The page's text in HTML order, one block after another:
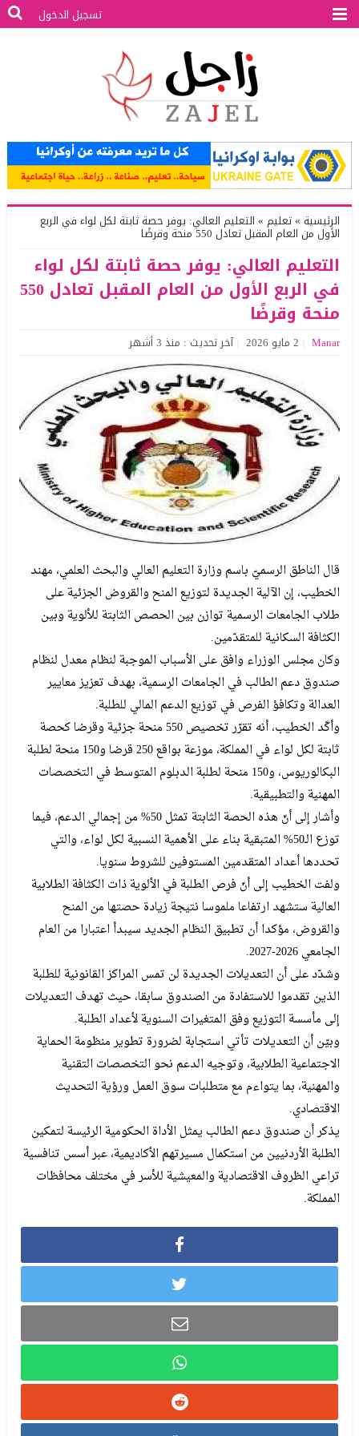
تسجيل الدخول
الرئيسية »تعليم »التعليم العالي: يوفر حصة ثابتة لكل لواء في الربع
الأول من العام المقبل تعادل 550 منحة وقرضًا
التعليم العالي: يوفر حصة ثابتة لكل لواء
في الربع الأول من العام المقبل تعادل 550
منحة وقرضًا
Manar 2 مايو 2026 آخر تحديث : منذ 3 أشهر
قال الناطق الرسميّ باسم وزارة التعليم العالي والبحث العلمي، مهند
الخطيب، إن الآلية الجديدة لتوزيع المنح والقروض الجزئية على
طلاب الجامعات الرسمية توازن بين الحصص الثابتة للألوية وبين
الكثافة السكانية للمتقدّمين.
وكان مجلس الوزراء وافق على الأسباب الموجبة لنظام معدل لنظام
صندوق دعم الطالب في الجامعات الرسمية، بهدف تعزيز معايير
العدالة وتكافؤ الفرص في توزيع الدعم المالي للطلبة.
وأكّد الخطيب، أنه تقرّر تخصيص 550 منحة جزئية وقرضا كحصة
ثابتة لكل لواء في المملكة، موزعة بواقع 250 قرضا و150 منحة لطلبة
البكالوريوس، و150 منحة لطلبة الدبلوم المتوسط في التخصصات
المهنية والتطبيقية.
وأشار إلى أنّ هذه الحصة الثابتة تمثل 50% من إجمالي الدعم، فيما
توزع الـ50% المتبقية بناء على الأهمية النسبية لكل لواء، والتي
تحددها أعداد المتقدمين المستوفين للشروط سنويا.
ولفت الخطيب إلى أنّ فرص الطلبة في الألوية ذات الكثافة الطلابية
العالية ستشهد ارتفاعا ملموسا نتيجة زيادة حصتها من المنح
والقروض، مؤكدا أن تطبيق النظام الجديد سيبدأ اعتبارا من العام
الجامعي 2026-2027.
وشدّد على أن التعديلات الجديدة لن تمس المراكز القانونية للطلبة
الذين تقدموا للاستفادة من الصندوق سابقا، حيث تهدف التعديلات
إلى مأسسة التوزيع وفق المتغيرات السنوية لأعداد الطلبة.
وبيّن أن التعديلات تأتي استجابة لضرورة تطوير منظومة الحماية
الاجتماعية الطلابية، وتوجيه الدعم نحو التخصصات التقنية
والمهنية، بما يتواءم مع متطلبات سوق العمل ورؤية التحديث
الاقتصادي.
يذكر أن صندوق دعم الطالب يمثل الأداة الحكومية الرئيسة لتمكين
الطلبة الأردنيين من استكمال مسيرتهم الأكاديمية، عبر أسس تنافسية
تراعي الظروف الاقتصادية والمعيشية للأسر في مختلف محافظات
المملكة.